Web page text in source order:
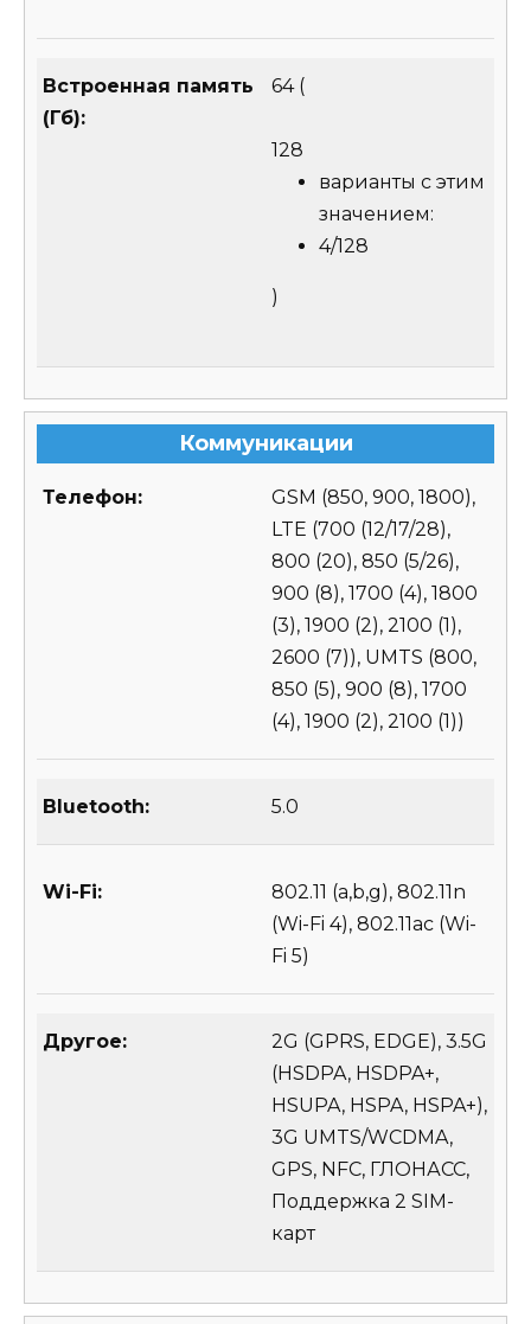
Встроенная память
(Гб):
64(
128
варианты с этим
значением:
4/128
)
Коммуникации
Телефон:
GSM (850, 900, 1800),
LTE (700 (12/17/28),
800 (20), 850 (5/26),
900 (8), 1700 (4), 1800
(3), 1900 (2), 2100 (1),
2600 (7)), UMTS (800,
850 (5), 900 (8), 1700
(4), 1900 (2), 2100 (1))
Bluetooth: 5.0
Wi-Fi:
802.11 (a,b,g), 802.11n
(Wi-Fi 4), 802.11ac (Wi-
Fi 5)
Другое:
2G (GPRS, EDGE), 3.5G
(HSDPA, HSDPA+,
HSUPA, HSPA, HSPA+),
3G UMTS/WCDMA,
GPS, NFC, ГЛОНАСС,
Поддержка 2 SIM-
карт